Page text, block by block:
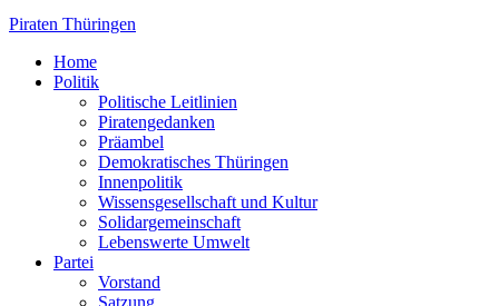
Piraten Thüringen
Home
Politik
Politische Leitlinien
Piratengedanken
Präambel
Demokratisches Thüringen
Innenpolitik
Wissensgesellschaft und Kultur
Solidargemeinschaft
Lebenswerte Umwelt
Partei
Vorstand
Satzung